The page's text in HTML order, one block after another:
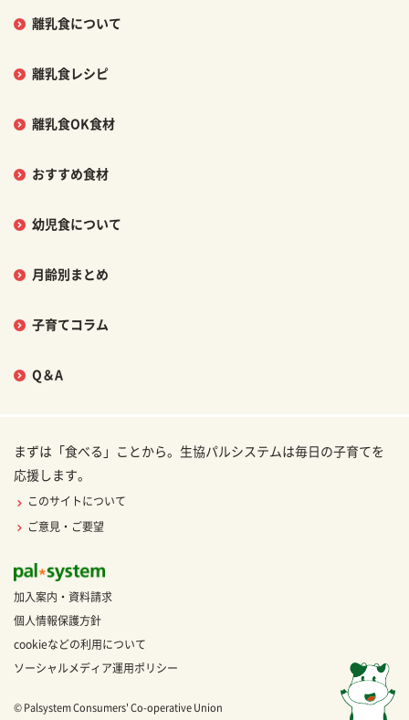
離乳食について
離乳食レシピ
離乳食OK食材
おすすめ食材
幼児食について
月齢別まとめ
子育てコラム
Q＆A
まずは「食べる」ことから。生協パルシステムは毎日の子育てを
応援します。
このサイトについて
ご意見・ご要望
加入案内・資料請求
個人情報保護方針
cookieなどの利用について
ソーシャルメディア運用ポリシー
© Palsystem Consumers' Co-operative Union